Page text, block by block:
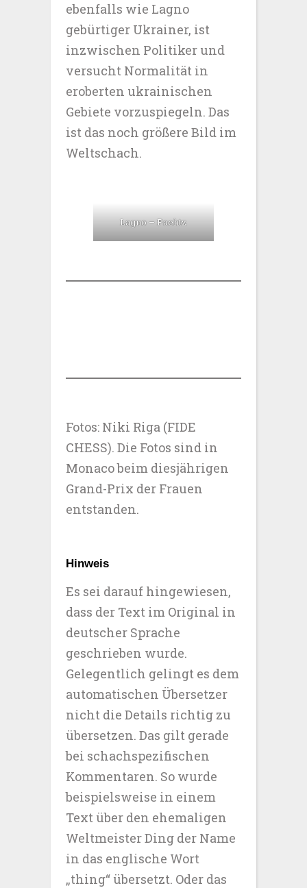
ebenfalls wie Lagno
gebürtiger Ukrainer, ist
inzwischen Politiker und
versucht Normalität in
eroberten ukrainischen
Gebiete vorzuspiegeln. Das
ist das noch größere Bild im
Weltschach.
Lagno – Paehtz
Fotos: Niki Riga (FIDE
CHESS). Die Fotos sind in
Monaco beim diesjährigen
Grand-Prix der Frauen
entstanden.
Hinweis
Es sei darauf hingewiesen,
dass der Text im Original in
deutscher Sprache
geschrieben wurde.
Gelegentlich gelingt es dem
automatischen Übersetzer
nicht die Details richtig zu
übersetzen. Das gilt gerade
bei schachspezifischen
Kommentaren. So wurde
beispielsweise in einem
Text über den ehemaligen
Weltmeister Ding der Name
in das englische Wort
„thing“ übersetzt. Oder das